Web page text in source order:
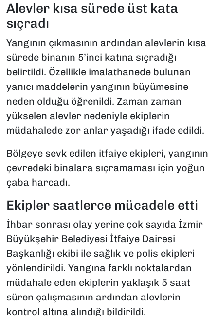
Alevler kısa sürede üst kata
sıçradı
Yangının çıkmasının ardından alevlerin kısa
sürede binanın 5’inci katına sıçradığı
belirtildi. Özellikle imalathanede bulunan
yanıcı maddelerin yangının büyümesine
neden olduğu öğrenildi. Zaman zaman
yükselen alevler nedeniyle ekiplerin
müdahalede zor anlar yaşadığı ifade edildi.
Bölgeye sevk edilen itfaiye ekipleri, yangının
çevredeki binalara sıçramaması için yoğun
çaba harcadı.
Ekipler saatlerce mücadele etti
İhbar sonrası olay yerine çok sayıda İzmir
Büyükşehir Belediyesi İtfaiye Dairesi
Başkanlığı ekibi ile sağlık ve polis ekipleri
yönlendirildi. Yangına farklı noktalardan
müdahale eden ekiplerin yaklaşık 5 saat
süren çalışmasının ardından alevlerin
kontrol altına alındığı bildirildi.